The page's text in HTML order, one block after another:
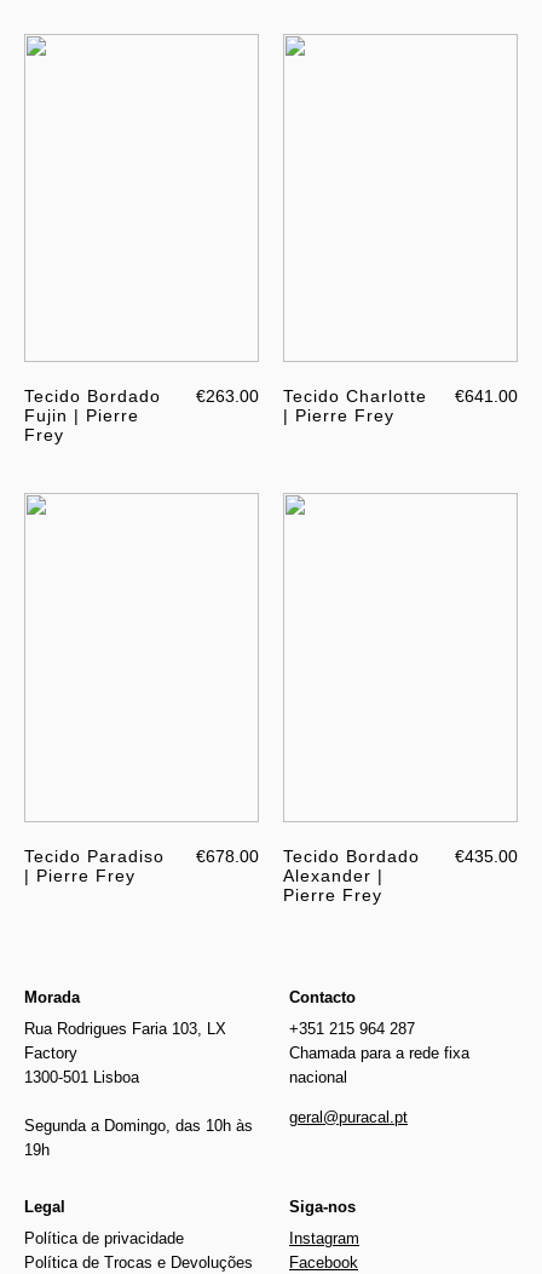
Tecido Bordado
Fujin | Pierre
Frey
€263.00
Tecido Charlotte
| Pierre Frey
€641.00
Tecido Paradiso
| Pierre Frey
€678.00
Tecido Bordado
Alexander |
Pierre Frey
€435.00
Morada
Rua Rodrigues Faria 103, LX
Factory
1300-501 Lisboa
Segunda a Domingo, das 10h às
19h
Contacto
+351 215 964 287
Chamada para a rede fixa
nacional
geral@puracal.pt
Legal
Política de privacidade
Política de Trocas e Devoluções
Siga-nos
Instagram
Facebook